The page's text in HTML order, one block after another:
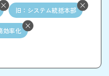
旧：システム統括本部
効率化